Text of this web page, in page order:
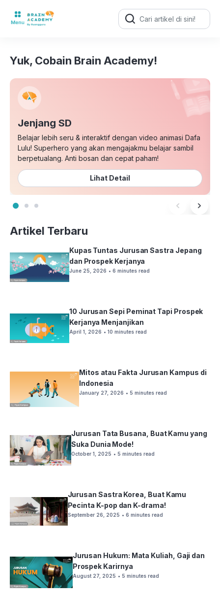
Search
for:
Yuk, Cobain Brain Academy!
Jenjang SD
Belajar lebih seru & interaktif dengan video animasi Dafa
Lulu! Superhero yang akan mengajakmu belajar sambil
berpetualang. Anti bosan dan cepat paham!
Lihat Detail
Artikel Terbaru
Kupas Tuntas Jurusan Sastra Jepang
dan Prospek Kerjanya
June 25, 2026 • 6 minutes read
10 Jurusan Sepi Peminat Tapi Prospek
Kerjanya Menjanjikan
April 1, 2026 • 10 minutes read
Mitos atau Fakta Jurusan Kampus di
Indonesia
January 27, 2026 • 5 minutes read
Jurusan Tata Busana, Buat Kamu yang
Suka Dunia Mode!
October 1, 2025 • 5 minutes read
Jurusan Sastra Korea, Buat Kamu
Pecinta K-pop dan K-drama!
September 26, 2025 • 6 minutes read
Jurusan Hukum: Mata Kuliah, Gaji dan
Prospek Karirnya
August 27, 2025 • 5 minutes read